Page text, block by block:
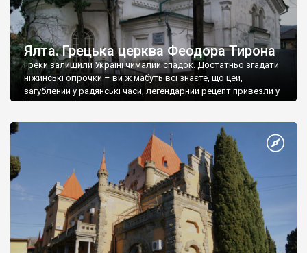
Ялта. Грецька церква Феодора Тирона
Греки залишили Україні чималий спадок. Достатньо згадати
ніжинські огірочки – ви ж мабуть всі знаєте, що цей,
загублений у радянські часи, легендарний рецепт привезли у
Ніжин греки?